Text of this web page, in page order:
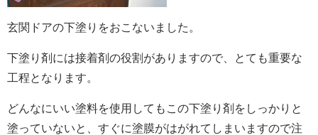
玄関ドアの下塗りをおこないました。
下塗り剤には接着剤の役割がありますので、とても重要な
工程となります。
どんなにいい塗料を使用してもこの下塗り剤をしっかりと
塗っていないと、すぐに塗膜がはがれてしまいますので注